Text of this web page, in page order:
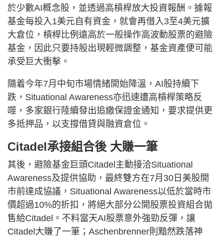
於少數AI概念股，並透過高槓桿放大投資報酬。據報
基金每投入1美元自有資金，就會再借入3至4美元擴
大倉位，槓桿比例遠高於一般操作高波動股票的避險
基金，因此只要持股出現輕微調整，基金資產便可能
承受巨大衝擊。
隨着今年7月中旬市場情緒開始降溫，AI股持續下
跌，Situational Awareness亦迅速遭高槓桿策略反
噬，多家銀行陸續發出追繳保證金通知，要求提供更
多抵押品，以支撐借貸與融資倉位。
Citadel承接組合後 大賺一筆
其後，避險基金巨頭Citadel主動接洽Situational
Awareness及提供協助，最終雙方在7月30日美股開
市前達成協議，Situational Awareness以低於當時市
價超過10%的折扣，將絕大部分公開股票投資組合拋
售給Citadel。不料當天AI股票意外強勁反彈，讓
Citadel大賺了一筆；Aschenbrenner則黯然跌落神